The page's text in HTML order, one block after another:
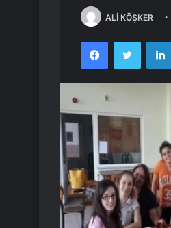
ALİ KÖŞKER
FacebookTwitter